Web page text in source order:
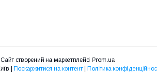
Сайт створений на маркетплейсі Prom.ua
Разборка бусів Київ | Поскаржитися на контент | Політика